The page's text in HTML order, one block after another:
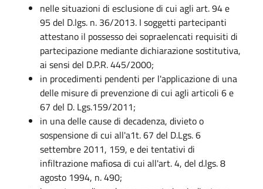
nelle situazioni di esclusione di cui agli art. 94 e
95 del D.lgs. n. 36/2013. I soggetti partecipanti
attestano il possesso dei sopraelencati requisiti di
partecipazione mediante dichiarazione sostitutiva,
ai sensi del D.P.R. 445/2000;
in procedimenti pendenti per l'applicazione di una
delle misure di prevenzione di cui agli articoli 6 e
67 del D. Lgs.159/2011;
in una delle cause di decadenza, divieto o
sospensione di cui all'a1t. 67 del D.Lgs. 6
settembre 2011, 159, e dei tentativi di
infiltrazione mafiosa di cui all'art. 4, del d.lgs. 8
agosto 1994, n. 490;